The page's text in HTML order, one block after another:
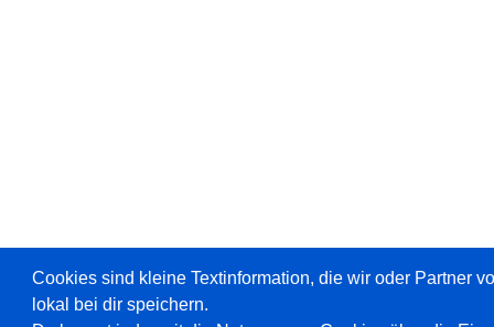
Cookies sind kleine Textinformation, die wir oder Partner
lokal bei dir speichern.